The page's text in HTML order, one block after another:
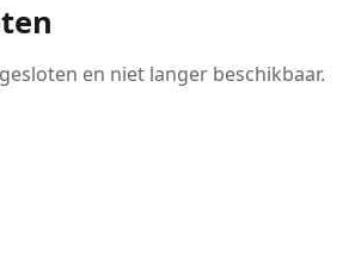
en niet langer beschikbaar.